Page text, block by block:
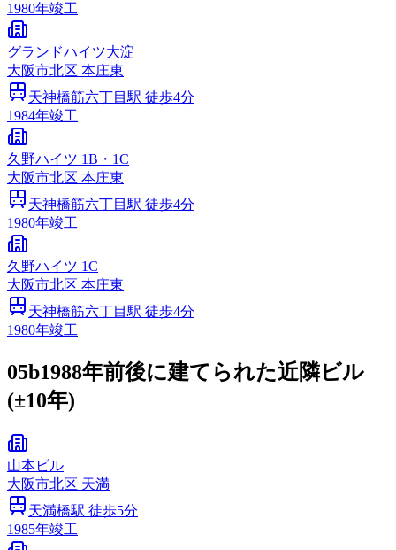
1980年竣工
グランドハイツ大淀
大阪市北区 本庄東
天神橋筋六丁目 駅 徒歩4分
1984年竣工
久野ハイツ 1B・1C
大阪市北区 本庄東
天神橋筋六丁目 駅 徒歩4分
1980年竣工
久野ハイツ 1C
大阪市北区 本庄東
天神橋筋六丁目 駅 徒歩4分
1980年竣工
05b1988年前後に建てられた近隣ビル
(±10年)
山本ビル
大阪市北区 天満
天満橋駅 徒歩5分
1985年竣工